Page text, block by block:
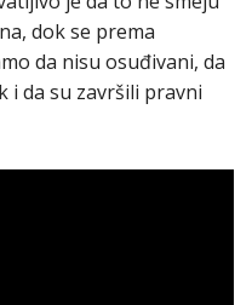
dok se prema
da nisu osuđivani, da
i da su završili pravni